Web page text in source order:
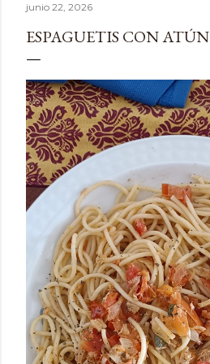
junio 22, 2026
ESPAGUETIS CON ATÚN